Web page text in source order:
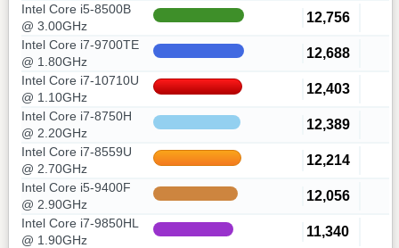
Intel Core i5-8500B
@ 3.00GHz
12,756
Intel Core i7-9700TE
@ 1.80GHz
12,688
Intel Core i7-10710U
@ 1.10GHz
12,403
Intel Core i7-8750H
@ 2.20GHz
12,389
Intel Core i7-8559U
@ 2.70GHz
12,214
Intel Core i5-9400F
@ 2.90GHz
12,056
Intel Core i7-9850HL
@ 1.90GHz
11,340